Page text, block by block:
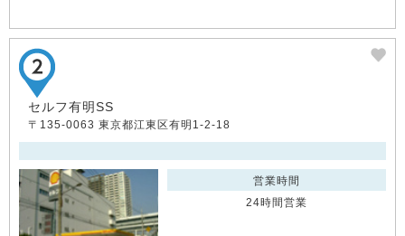
セルフ有明SS
〒135-0063 東京都江東区有明1-2-18
営業時間
24時間営業